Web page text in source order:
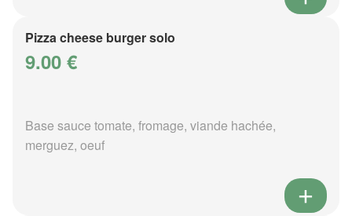
Pizza cheese burger solo
9.00 €
Base sauce tomate, fromage, viande hachée,
merguez, oeuf